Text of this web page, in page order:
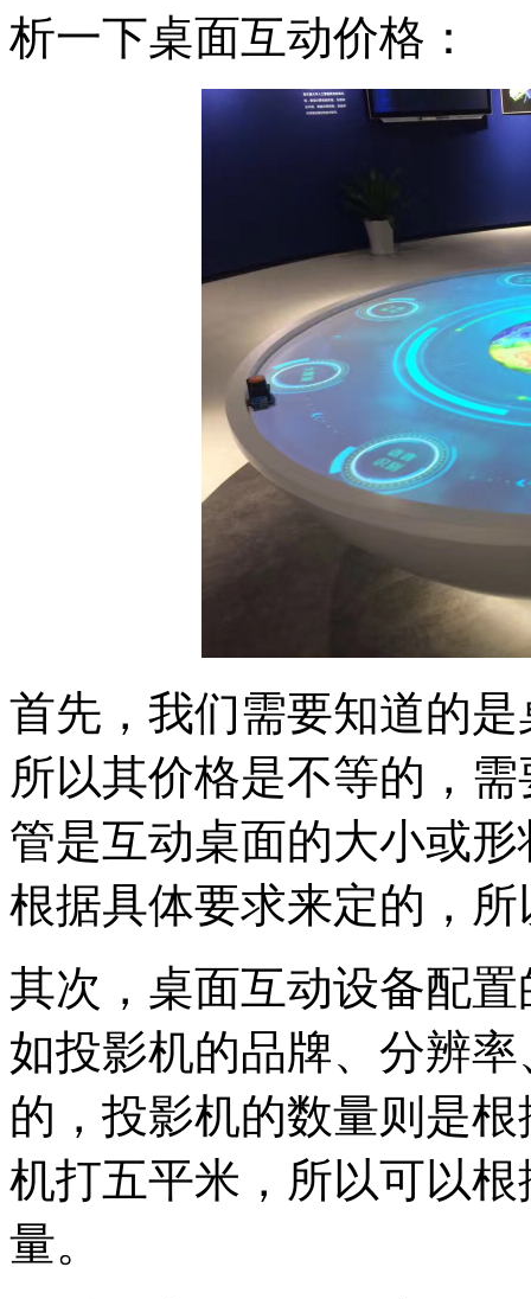
析一下桌面互动价格：
首先，我们需要知道的
所以其价格是不等的，
管是互动桌面的大小或
根据具体要求来定的，
其次，桌面互动设备配
如投影机的品牌、分辨
的，投影机的数量则是
机打五平米，所以可以
量。